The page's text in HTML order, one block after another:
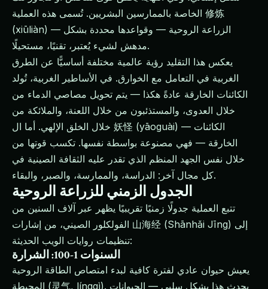
الخاصة بالممارسين البشريين. تُسمى هذه العملية 修炼
(xiūliàn) — الزراعة الروحية — وقواعدها محددة بشكل
مدهش لشيء يُعتبر، تقنيًا، مستحيلًا.
يعكس هذا التقليد رؤية عالمية مختلفة أساسيًّا عن الطرق
الغربية في التعامل مع الخوارق. في الأساطير الغربية، تُولد
الكائنات الخارقة عادةً هكذا — يتم تحويل مصاصي الدماء من
خلال العدوى، والمستذئبون من خلال اللعنة، والملائكة من
خلال الخلق الإلهي. أما ال 妖怪 (yāoguài) — الكائنات
الخارقة — فهي مصنوعة بواسطة نفسها. تكسب قوتها من
خلال نفس الجهد المنظم الذي تقدر عليه الثقافة الصينية في
كل مجال آخر: الدراسة، والممارسة، والصبر، والبقاء.
الجدول الزمني للزراعة الروحية
تتبع العملية جدولًا زمنيًا تقريبيًا يظهر عبر آلاف السنين من
الفولكلور الصيني، من إشارات 山海经 (Shānhǎi Jīng) إلى
تنظيمات روايات الويب الحديثة:
السنوات 1-100: الشرارة
يعيش حيوان عادي لفترة كافية لبدء امتصاص الطاقة الروحية
المحيطة (灵气, língqì). يحدث هذا بشكلٍ سلبي — الحيوانات